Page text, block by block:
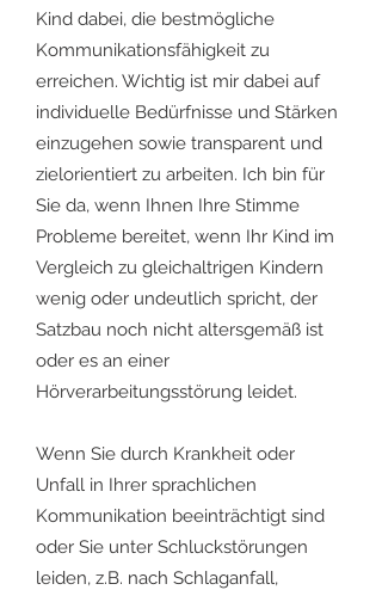
Kind dabei, die bestmögliche
Kommunikationsfähigkeit zu
erreichen. Wichtig ist mir dabei auf
individuelle Bedürfnisse und Stärken
einzugehen sowie transparent und
zielorientiert zu arbeiten. Ich bin für
Sie da, wenn Ihnen Ihre Stimme
Probleme bereitet, wenn Ihr Kind im
Vergleich zu gleichaltrigen Kindern
wenig oder undeutlich spricht, der
Satzbau noch nicht altersgemäß ist
oder es an einer
Hörverarbeitungsstörung leidet.
Wenn Sie durch Krankheit oder
Unfall in Ihrer sprachlichen
Kommunikation beeinträchtigt sind
oder Sie unter Schluckstörungen
leiden, z.B. nach Schlaganfall,